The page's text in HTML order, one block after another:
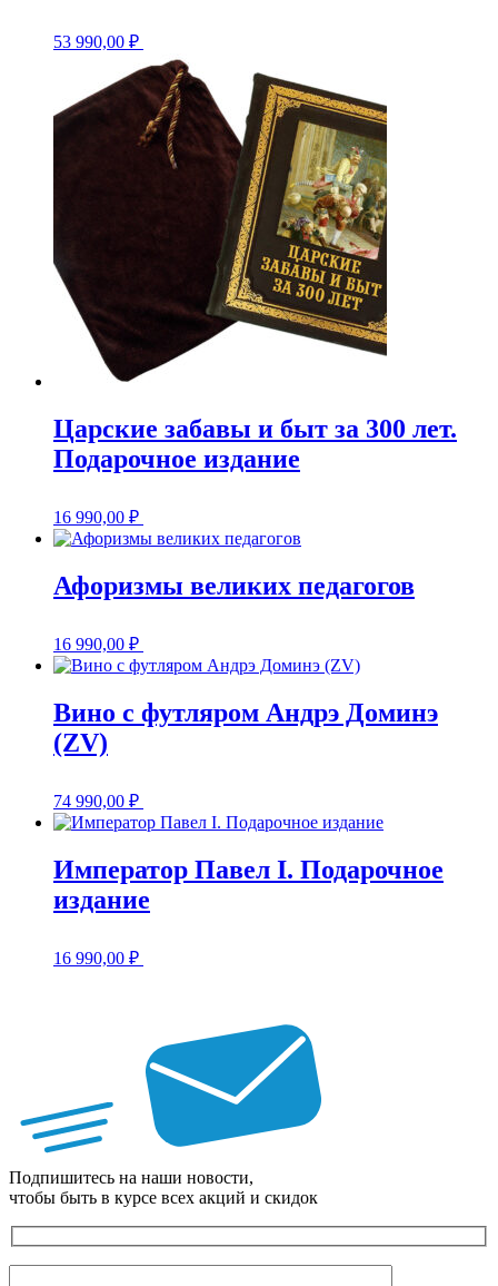
53 990,00 ₽
Царские забавы и быт за 300 лет.
Подарочное издание
16 990,00 ₽
Афоризмы великих педагогов
16 990,00 ₽
Вино с футляром Андрэ Доминэ
(ZV)
74 990,00 ₽
Император Павел I. Подарочное
издание
16 990,00 ₽
Подпишитесь на наши новости,
чтобы быть в курсе всех акций и скидок